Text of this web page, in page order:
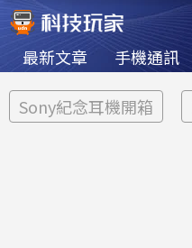
最新文章 手機通訊
Sony紀念耳機開箱